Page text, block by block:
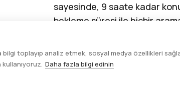
sayesinde, 9 saate kadar
bekleme süresi ile hiçbir
toplayıp analiz etmek, sosyal medya özellikleri
Daha fazla bilgi edinin